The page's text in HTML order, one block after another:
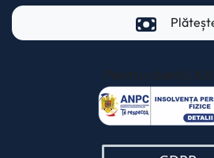
Pentru clienții